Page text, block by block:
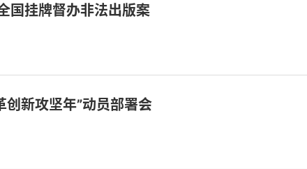
国挂牌督办非法出版案
新攻坚年”动员部署会